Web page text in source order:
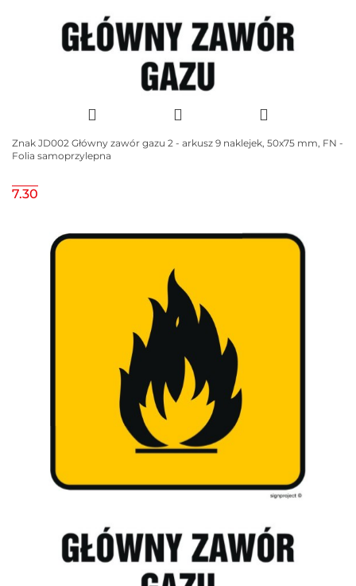
Znak JD002 Główny zawór gazu 2 - arkusz 9 naklejek, 50x75 mm, FN -
Folia samoprzylepna
7.30